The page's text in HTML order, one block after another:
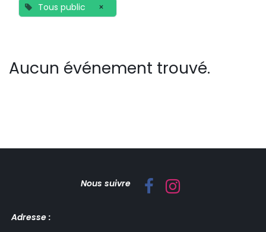
Tous public ×
Aucun événement trouvé.
Nous suivre
Adresse :